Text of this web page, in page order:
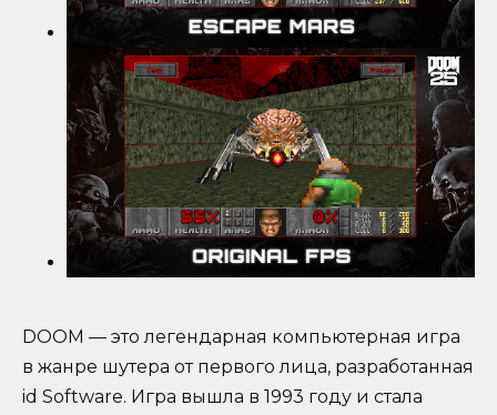
DOOM — это легендарная компьютерная игра
в жанре шутера от первого лица, разработанная
id Software. Игра вышла в 1993 году и стала